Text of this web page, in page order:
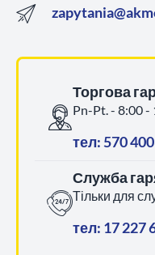
Торгова
Pn-Pt. - 8:00 -
тел: 570
Служба
Тільки для
тел: 17 227